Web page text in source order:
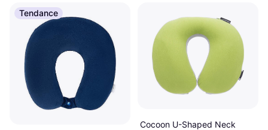
Tendance
Cocoon U-Shaped Neck